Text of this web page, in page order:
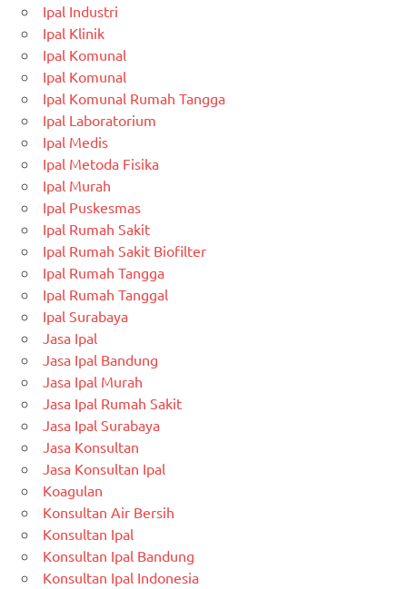
Ipal Industri
Ipal Klinik
Ipal Komunal
Ipal Komunal
Ipal Komunal Rumah Tangga
Ipal Laboratorium
Ipal Medis
Ipal Metoda Fisika
Ipal Murah
Ipal Puskesmas
Ipal Rumah Sakit
Ipal Rumah Sakit Biofilter
Ipal Rumah Tangga
Ipal Rumah Tanggal
Ipal Surabaya
Jasa Ipal
Jasa Ipal Bandung
Jasa Ipal Murah
Jasa Ipal Rumah Sakit
Jasa Ipal Surabaya
Jasa Konsultan
Jasa Konsultan Ipal
Koagulan
Konsultan Air Bersih
Konsultan Ipal
Konsultan Ipal Bandung
Konsultan Ipal Indonesia